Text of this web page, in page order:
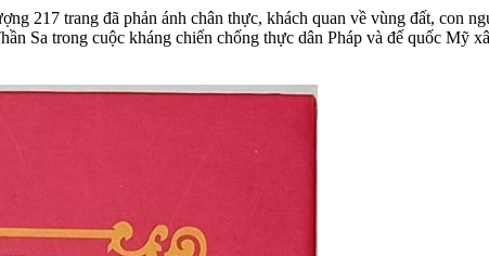
217 trang đã phản ánh chân thực, khách quan về vùng đất, con
Sa trong cuộc kháng chiến chống thực dân Pháp và đế quốc Mỹ